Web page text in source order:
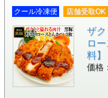
クール冷凍便 店舗受取OK
ザク
ロ
料
価格